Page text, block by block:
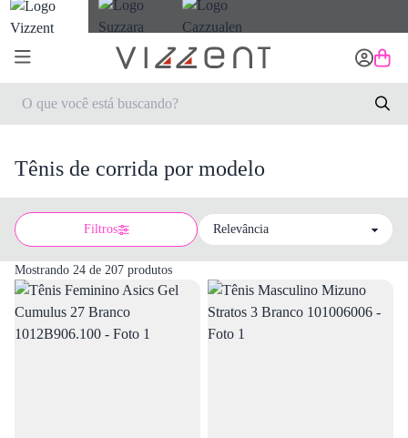
Tênis de corrida por modelo
Filtros
Sort by
Mostrando 24 de 207 produtos